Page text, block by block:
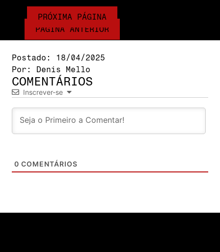
PÁGINA ANTERIOR
PRÓXIMA PÁGINA
Postado:
18/04/2025
Por:
Denis Mello
COMENTÁRIOS
Inscrever-se
0 COMENTÁRIOS